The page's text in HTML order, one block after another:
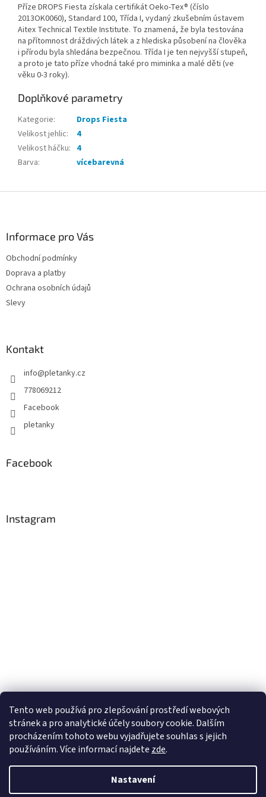
Tento web používá pro zlepšování prostředí webových
stránek a pro analytické účelysoubory cookie. Dalším
procházením tohoto webu vyjadřujete souhlas s jejich
používáním. Více informacínajdete zde.
Nastavení
Příze DROPS Fiesta získala certifikát Oeko-Tex® (číslo
2013OK0060), Standard 100, Třída I, vydaný zkušebním ústavem
Aitex Technical Textile Institute. To znamená, že byla testována
na přítomnost dráždivých látek a z hlediska působení na člověka
i přírodu byla shledána bezpečnou. Třída I je ten nejvyšší stupeň,
a proto je tato příze vhodná také pro miminka a malé děti (ve
věku 0-3 roky).
Doplňkové parametry
Kategorie:
Drops Fiesta
Velikost jehlic:
4
Velikost háčku: 4
Barva: vícebarevná
Informace pro Vás
Obchodní podmínky
Doprava a platby
Ochrana osobních údajů
Slevy
Kontakt
info@pletanky.cz
778069212
Facebook
pletanky
Facebook
Instagram
Sledovat na Instagramu